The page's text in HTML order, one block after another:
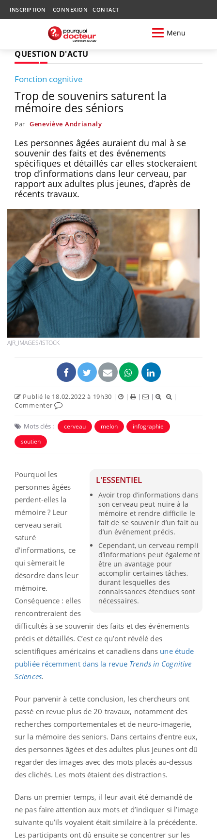
INSCRIPTION CONNEXION CONTACT
Menu
QUESTION D'ACTU
Fonction cognitive
Trop de souvenirs saturent la
mémoire des séniors
Par Geneviève Andrianaly
Les personnes âgées auraient du mal à se
souvenir des faits et des événements
spécifiques et détaillés car elles stockeraient
trop d’informations dans leur cerveau, par
rapport aux adultes plus jeunes, d’après de
récents travaux.
AJR_IMAGES/ISTOCK
Publié le 18.02.2022 à 19h30 | | | |
|
Commenter
Mots clés : cerveau melon
infographie
soutien
L'ESSENTIEL
Avoir trop d’informations dans
son cerveau peut nuire à la
mémoire et rendre difficile le
fait de se souvenir d’un fait ou
d’un événement précis.
Cependant, un cerveau rempli
d’informations peut également
être un avantage pour
accomplir certaines tâches,
durant lesquelles des
connaissances étendues sont
nécessaires.
Pourquoi les
personnes âgées
perdent-elles la
mémoire ? Leur
cerveau serait
saturé
d’informations, ce
qui sèmerait le
désordre dans leur
mémoire.
Conséquence : elles
rencontreraient des
difficultés à se souvenir des faits et des événements
précis et détaillés. C’est ce qu’ont révélé des
scientifiques américains et canadiens dans une étude
publiée récemment dans la revue Trends in Cognitive
Sciences.
Pour parvenir à cette conclusion, les chercheurs ont
passé en revue plus de 20 travaux, notamment des
recherches comportementales et de neuro-imagerie,
sur la mémoire des seniors. Dans certains d’entre eux,
des personnes âgées et des adultes plus jeunes ont dû
regarder des images avec des mots placés au-dessus
des clichés. Les mots étaient des distractions.
Dans un premier temps, il leur avait été demandé de
ne pas faire attention aux mots et d’indiquer si l’image
suivante qu’ils voyaient était similaire à la précédente.
Les participants ont dû ensuite se concentrer sur les